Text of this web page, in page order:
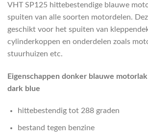
VHT SP125 hittebestendige blauwe
spuiten van alle soorten motordelen.
geschikt voor het spuiten van
cylinderkoppen en onderdelen zoals
stuurhuizen etc.
Eigenschappen donker blauwe
dark blue
hittebestendig tot 288 graden
bestand tegen benzine